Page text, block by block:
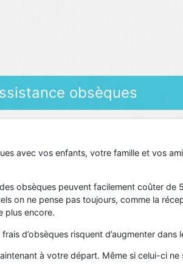
obsèques
avec vos enfants, votre famille et vos
des obsèques peuvent facilement coûter
on ne pense pas toujours, comme la
plus encore.
d’obsèques risquent d’augmenter dans
à votre départ. Même si celui-ci